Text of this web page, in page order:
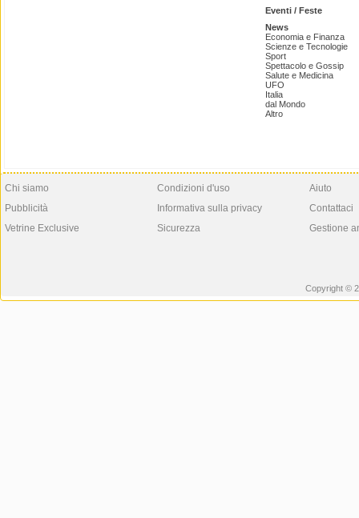
Eventi / Feste
News
Economia e Finanza
Scienze e Tecnologie
Sport
Spettacolo e Gossip
Salute e Medicina
UFO
Italia
dal Mondo
Altro
Chi siamo
Pubblicità
Vetrine Exclusive
Condizioni d'uso
Informativa sulla privacy
Sicurezza
Aiuto
Contattaci
Gestione
Copyright ©